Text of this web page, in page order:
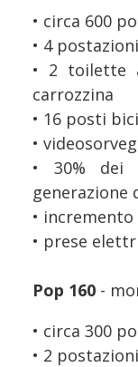
• circa 600
• 4
• 2 toilette
carrozzina
• 16 posti
•
• 30% dei
generazione
•
• prese
Pop 160 -
• circa 300
• 2